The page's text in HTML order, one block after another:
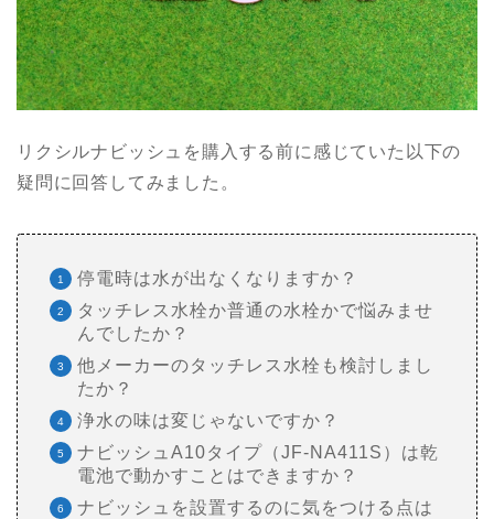
リクシルナビッシュを購入する前に感じていた以下の
疑問に回答してみました。
停電時は水が出なくなりますか？
タッチレス水栓か普通の水栓かで悩みませ
んでしたか？
他メーカーのタッチレス水栓も検討しまし
たか？
浄水の味は変じゃないですか？
ナビッシュA10タイプ（JF-NA411S）は乾
電池で動かすことはできますか？
ナビッシュを設置するのに気をつける点は